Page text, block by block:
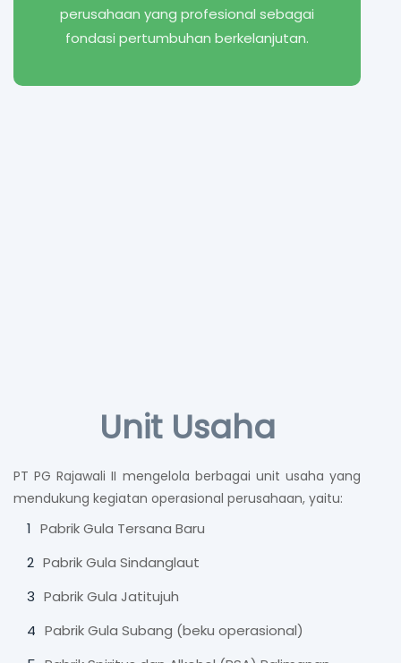
perusahaan yang profesional sebagai
fondasi pertumbuhan berkelanjutan.
Unit Usaha
PT PG Rajawali II mengelola berbagai unit usaha yang
mendukung kegiatan operasional perusahaan, yaitu:
Pabrik Gula Tersana Baru
Pabrik Gula Sindanglaut
Pabrik Gula Jatitujuh
Pabrik Gula Subang (beku operasional)